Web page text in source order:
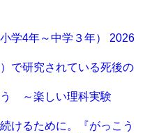
学4年～中学３年） 2026
で研究されている死後の
う ～楽しい理科実験
けるために。『がっこう